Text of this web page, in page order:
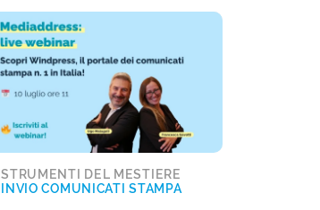
STRUMENTI DEL MESTIERE
INVIO COMUNICATI STAMPA